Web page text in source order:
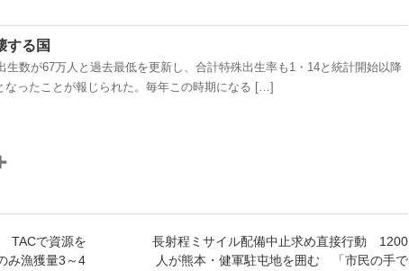
する国
生数が67万人と過去最低を更新し、合計特殊出生率も1・14と統計開始以降
なったことが報じられた。毎年この時期になる […]
TACで資源を
み漁獲量3～4
長射程ミサイル配備中止求め直接行動 1200
人が熊本・健軍駐屯地を囲む 「市民の手で